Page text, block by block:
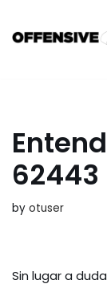
Skip
62443
by otuser
Sin lugar a